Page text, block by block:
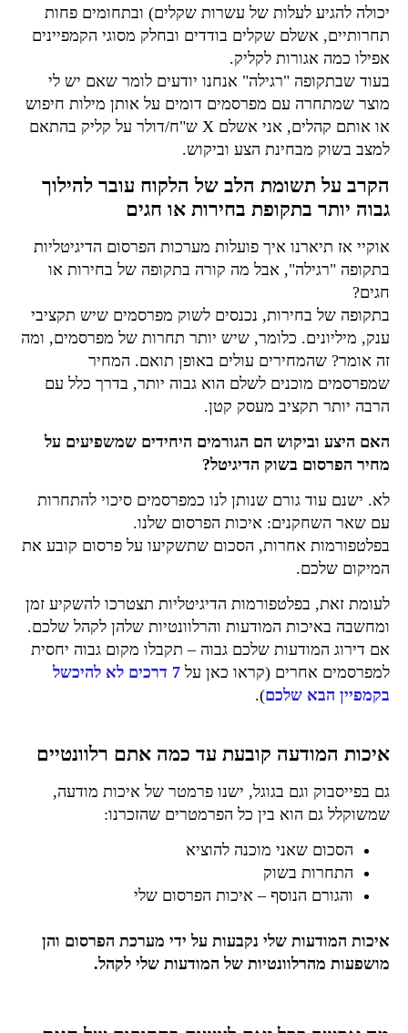
יכולה להגיע לעלות של עשרות שקלים) ובתחומים פחות
תחרותיים, אשלם שקלים בודדים ובחלק מסוגי הקמפיינים
אפילו כמה אגורות לקליק.
בעוד שבתקופה "רגילה" אנחנו יודעים לומר שאם יש לי
מוצר שמתחרה עם מפרסמים דומים על אותן מילות חיפוש
או אותם קהלים, אני אשלם X ש"ח/דולר על קליק בהתאם
למצב בשוק מבחינת הצע וביקוש.
הקרב על תשומת הלב של הלקוח עובר להילוך
גבוה יותר בתקופת בחירות או חגים
אוקיי אז תיארנו איך פועלות מערכות הפרסום הדיגיטליות
בתקופה "רגילה", אבל מה קורה בתקופה של בחירות או
חגים?
בתקופה של בחירות, נכנסים לשוק מפרסמים שיש תקציבי
ענק, מיליונים. כלומר, שיש יותר תחרות של מפרסמים, ומה
זה אומר? שהמחירים עולים באופן תואם. המחיר
שמפרסמים מוכנים לשלם הוא גבוה יותר, בדרך כלל עם
הרבה יותר תקציב מעסק קטן.
האם היצע וביקוש הם הגורמים היחידים שמשפיעים על
מחיר הפרסום בשוק הדיגיטל?
לא. ישנם עוד גורם שנותן לנו כמפרסמים סיכוי להתחרות
עם שאר השחקנים: איכות הפרסום שלנו.
בפלטפורמות אחרות, הסכום שתשקיעו על פרסום קובע את
המיקום שלכם.
לעומת זאת, בפלטפורמות הדיגיטליות תצטרכו להשקיע זמן
ומחשבה באיכות המודעות והרלוונטיות שלהן לקהל שלכם.
אם דירוג המודעות שלכם גבוה – תקבלו מקום גבוה יחסית
למפרסמים אחרים (קראו כאן על
7 דרכים לא להיכשל
בקמפיין הבא שלכם).
איכות המודעה קובעת עד כמה אתם רלוונטיים
גם בפייסבוק וגם בגוגל, ישנו פרמטר של איכות מודעה,
שמשוקלל גם הוא בין כל הפרמטרים שהזכרנו:
הסכום שאני מוכנה להוציא
התחרות בשוק
והגורם הנוסף – איכות הפרסום שלי
איכות המודעות שלי נקבעות על ידי מערכת הפרסום והן
מושפעות מהרלוונטיות של המודעות שלי לקהל.